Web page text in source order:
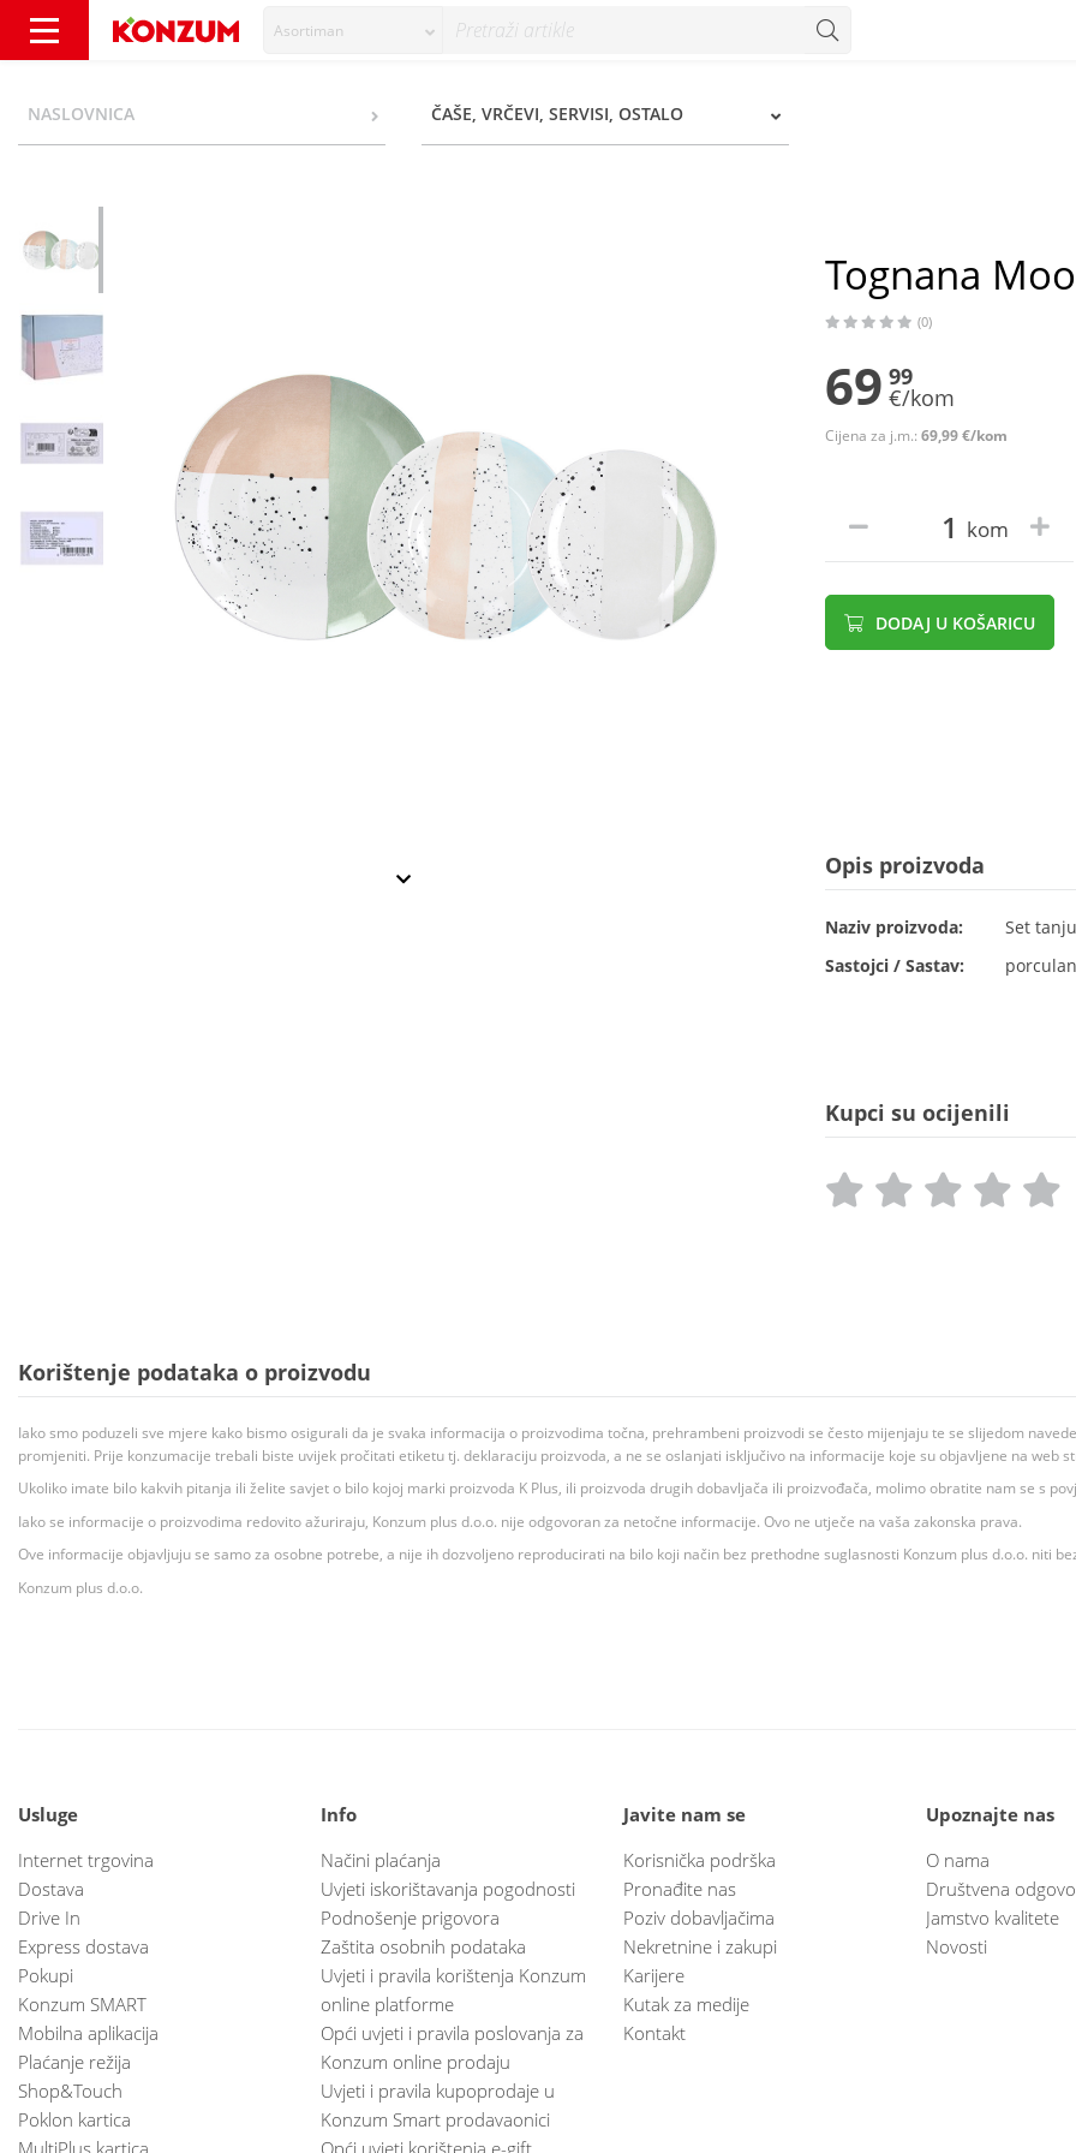
Asortiman
NASLOVNICA ČAŠE, VRČEVI, SERVISI, OSTALO
Tognana
(0)
69 99
€/kom
Cijena za j.m.: 69,99 €/kom
kom
DODAJ U KOŠARICU
Opis proizvoda
Naziv proizvoda:
Set
Sastojci / Sastav:
Kupci su ocijenili
Korištenje podataka o proizvodu
Iako smo poduzeli sve mjere kako bismo osigurali da je svaka informacija o proizvodima točna, prehrambeni proizvodi se često mijenjaju te se slijedom
promjeniti. Prije konzumacije trebali biste uvijek pročitati etiketu tj. deklaraciju proizvoda, a ne se oslanjati isključivo na informacije koje su objavljene na web
Ukoliko imate bilo kakvih pitanja ili želite savjet o bilo kojoj marki proizvoda K Plus, ili proizvoda drugih dobavljača ili proizvođača, molimo obratite nam se s
Iako se informacije o proizvodima redovito ažuriraju, Konzum plus d.o.o. nije odgovoran za netočne informacije. Ovo ne utječe na vaša zakonska prava.
Ove informacije objavljuju se samo za osobne potrebe, a nije ih dozvoljeno reproducirati na bilo koji način bez prethodne suglasnosti Konzum plus d.o.o. niti
Konzum plus d.o.o.
Usluge
Internet trgovina
Dostava
Drive In
Express dostava
Pokupi
Konzum SMART
Mobilna aplikacija
Plaćanje režija
Shop&Touch
Poklon kartica
MultiPlus kartica
Info
Načini plaćanja
Uvjeti iskorištavanja pogodnosti
Podnošenje prigovora
Zaštita osobnih podataka
Uvjeti i pravila korištenja Konzum
online platforme
Opći uvjeti i pravila poslovanja za
Konzum online prodaju
Uvjeti i pravila kupoprodaje u
Konzum Smart prodavaonici
Opći uvjeti korištenja e-gift
Javite nam se
Korisnička podrška
Pronađite nas
Poziv dobavljačima
Nekretnine i zakupi
Karijere
Kutak za medije
Kontakt
Upoznajte nas
O nama
Društvena
Jamstvo kvalitete
Novosti